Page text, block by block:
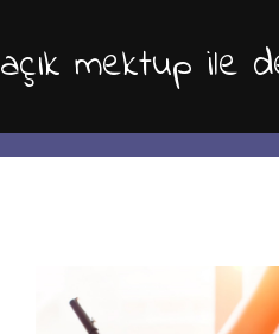
açık mektup ile